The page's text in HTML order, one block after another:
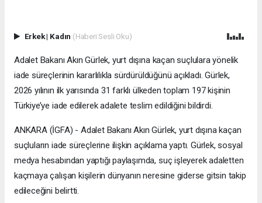
Erkek| Kadın (Haberi Sesli Oku)
Adalet Bakanı Akın Gürlek, yurt dışına kaçan suçlulara yönelik
iade süreçlerinin kararlılıkla sürdürüldüğünü açıkladı. Gürlek,
2026 yılının ilk yarısında 31 farklı ülkeden toplam 197 kişinin
Türkiye’ye iade edilerek adalete teslim edildiğini bildirdi.
ANKARA (İGFA) - Adalet Bakanı Akın Gürlek, yurt dışına kaçan
suçluların iade süreçlerine ilişkin açıklama yaptı. Gürlek, sosyal
medya hesabından yaptığı paylaşımda, suç işleyerek adaletten
kaçmaya çalışan kişilerin dünyanın neresine giderse gitsin takip
edileceğini belirtti.